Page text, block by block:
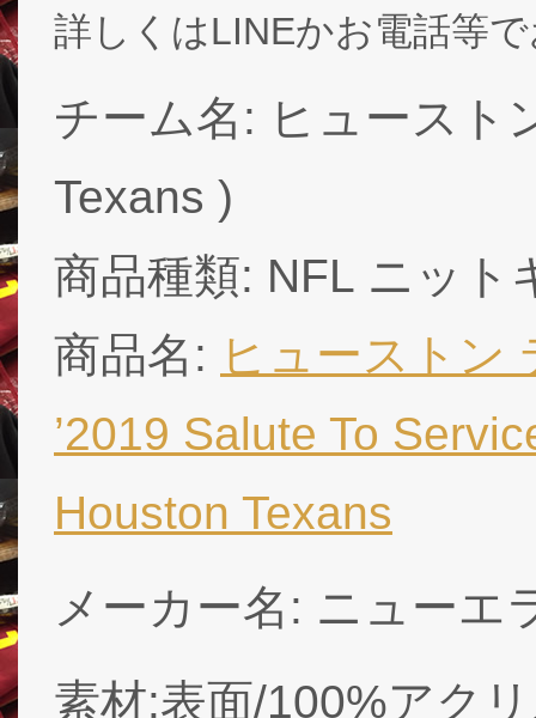
詳しくはLINEかお電話等
チーム名: ヒュースト
Texans )
商品種類: NFL ニット
商品名: ヒューストン
’2019 Salute To
Houston Texans
メーカー名: ニューエ
素材:表面/100%アク